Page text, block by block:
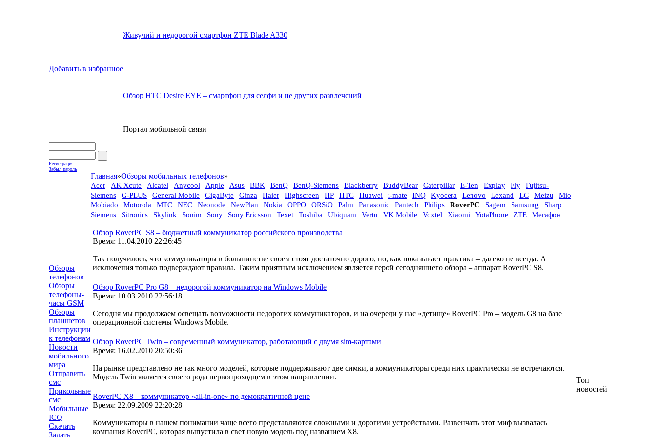
Добавить в избранное
Живучий и недорогой смартфон ZTE Blade A330
Обзор HTC Desire EYE – смартфон для селфи и не других развлечений
Портал мобильной связи
Регистрация
Забыл пароль
Обзоры
телефонов
Обзоры
телефоны-
часы GSM
Обзоры
планшетов
Инструкции
к телефонам
Новости
мобильного
мира
Отправить
смс
Прикольные
смс
Мобильные
ICQ
Скачать
Задать
Главная»Обзоры мобильных телефонов»
Acer AK Xcute Alcatel Anycool Apple Asus BBK BenQ BenQ-Siemens Blackberry BuddyBear Caterpillar E-Ten Explay Fly
Fujitsu-
Siemens
G-PLUS General Mobile GigaByte Ginza Haier Highscreen HP HTC Huawei i-mate INQ Kyocera Lenovo Lexand LG Meizu
Mio
Mobiado
Motorola MTC NEC Neonode NewPlan Nokia OPPO ORSiO Palm Panasonic Pantech Philips RoverPC Sagem Samsung
Sharp
Siemens
Sitronics Skylink Sonim Sony Sony Ericsson Texet Toshiba Ubiquam Vertu VK Mobile Voxtel Xiaomi YotaPhone ZTE Мегафон
Обзор RoverPC S8 – бюджетный коммуникатор российского производства
Время: 11.04.2010 22:26:45
Так получилось, что коммуникаторы в большинстве своем стоят достаточно дорого, но, как показывает практика – далеко не всегда. А
исключения только подверждают правила. Таким приятным исключением является герой сегодняшнего обзора – аппарат RoverPC S8.
Обзор RoverPC Pro G8 – недорогой коммуникатор на Windows Mobile
Время: 10.03.2010 22:56:18
Сегодня мы продолжаем освещать возможности недорогих коммуникаторов, и на очереди у нас «детище» RoverPC Pro – модель G8 на базе
операционной системы Windows Mobile.
Обзор RoverPC Twin – современный коммуникатор, работающий с двумя sim-картами
Время: 16.02.2010 20:50:36
На рынке представлено не так много моделей, которые поддерживают две симки, а коммуникаторы среди них практически не встречаются.
Модель Twin является своего рода первопроходцем в этом направлении.
RoverPC X8 – коммуникатор «all-in-one» по демократичной цене
Время: 22.09.2009 22:20:28
Коммуникаторы в нашем понимании чаще всего представляются сложными и дорогими устройствами. Развенчать этот миф вызвалась
компания RoverPC, которая выпустила в свет новую модель под названием X8.
Топ
новостей